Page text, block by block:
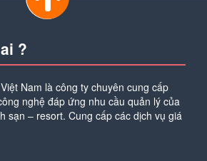
?
Nam là công ty chuyên cung cấp
nghệ đáp ứng nhu cầu quản lý của
sạn – resort. Cung cấp các dịch vụ giá